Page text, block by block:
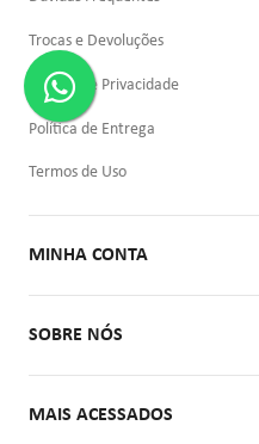
Trocas e Devoluções
Política de Privacidade
Política de Entrega
Termos de Uso
MINHA CONTA
SOBRE NÓS
MAIS ACESSADOS